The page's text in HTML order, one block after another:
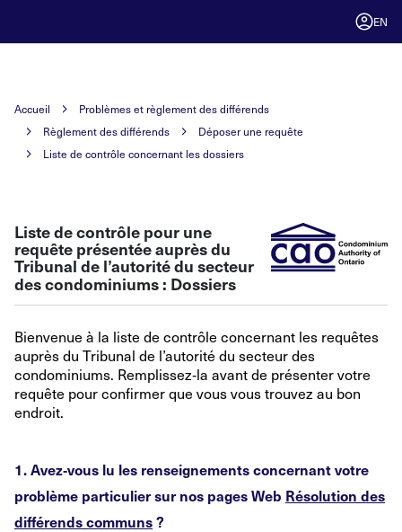
EN
Accueil
Problèmes et règlement des différends
Règlement des différends
Déposer une requête
Liste de contrôle concernant les dossiers
Liste de contrôle pour une
requête présentée auprès du
Tribunal de l’autorité du secteur
des condominiums : Dossiers
Bienvenue à la liste de contrôle concernant les requêtes
auprès du Tribunal de l’autorité du secteur des
condominiums. Remplissez‑la avant de présenter votre
requête pour confirmer que vous vous trouvez au bon
endroit.
1. Avez‑vous lu les renseignements concernant votre
problème particulier sur nos pages Web Résolution des
différends communs?